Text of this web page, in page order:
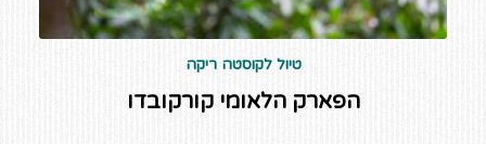
טיול לקוסטה ריקה
הפארק הלאומי קורקובדו